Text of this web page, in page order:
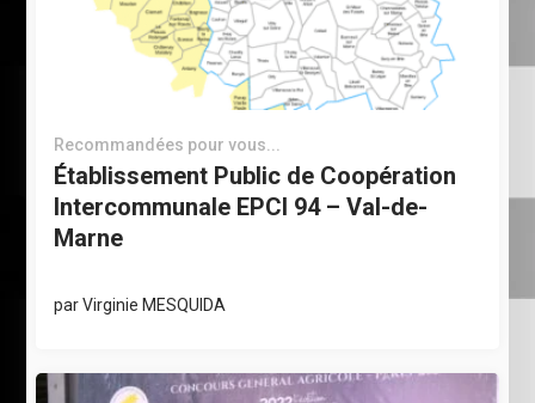
Recommandées pour vous...
Établissement Public de Coopération
Intercommunale EPCI 94 – Val-de-
Marne
parVirginie MESQUIDA